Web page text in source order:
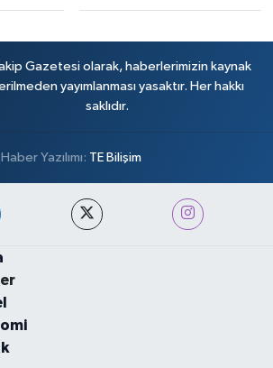
Gazetesi olarak, haberlerimizin kaynak
yayımlanması yasaktır. Her hakkı
saklıdır.
Haber Yazılımı: TE Bilişim